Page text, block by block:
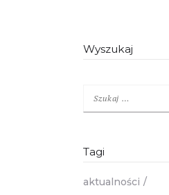
Wyszukaj
Tagi
aktualności